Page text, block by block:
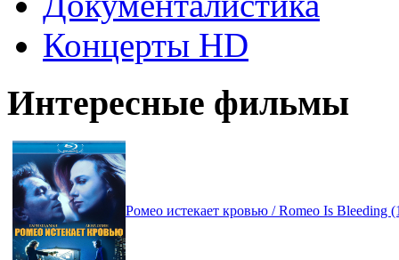
Концерты HD
Интересные фильмы
Ромео истекает кровью / Romeo Is Bleeding